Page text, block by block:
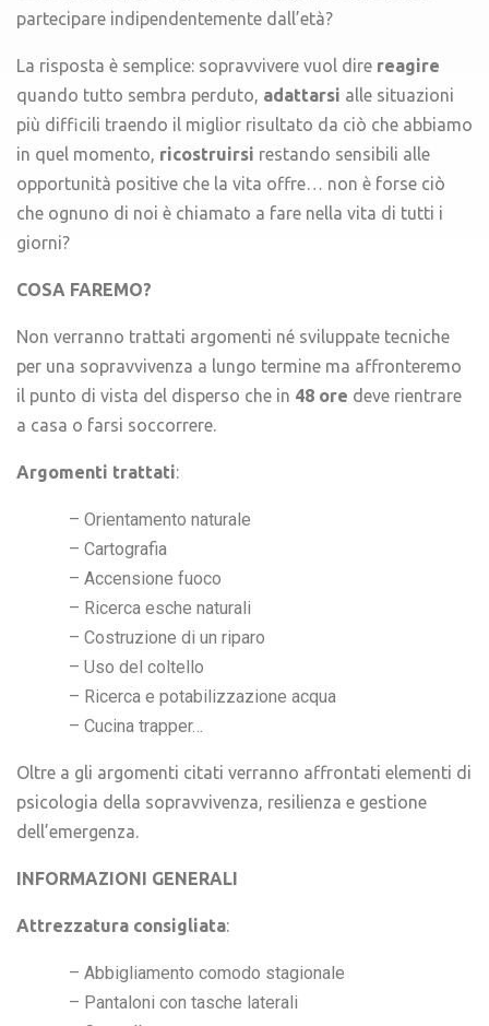
partecipare indipendentemente dall’età?
La risposta è semplice: sopravvivere vuol dire reagire
quando tutto sembra perduto, adattarsi alle situazioni
più difficili traendo il miglior risultato da ciò che abbiamo
in quel momento, ricostruirsi restando sensibili alle
opportunità positive che la vita offre… non è forse ciò
che ognuno di noi è chiamato a fare nella vita di tutti i
giorni?
COSA FAREMO?
Non verranno trattati argomenti né sviluppate tecniche
per una sopravvivenza a lungo termine ma affronteremo
il punto di vista del disperso che in 48 ore deve rientrare
a casa o farsi soccorrere.
Argomenti trattati:
– Orientamento naturale
– Cartografia
– Accensione fuoco
– Ricerca esche naturali
– Costruzione di un riparo
– Uso del coltello
– Ricerca e potabilizzazione acqua
– Cucina trapper…
Oltre a gli argomenti citati verranno affrontati elementi di
psicologia della sopravvivenza, resilienza e gestione
dell’emergenza.
INFORMAZIONI GENERALI
Attrezzatura consigliata:
– Abbigliamento comodo stagionale
– Pantaloni con tasche laterali